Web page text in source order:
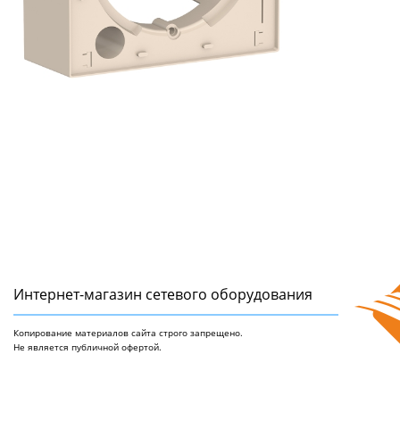
Интернет-магазин сетeвого оборудования
Копирование материалов сайта строго запрещено.
Не является публичной офертой.